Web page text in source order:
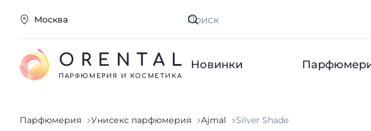
Москва Искать
ORENTAL
ПАРФЮМЕРИЯ И КОСМЕТИКА
Новинки
Парфюмерия Унисекс парфюмерия Ajmal Silver Shade